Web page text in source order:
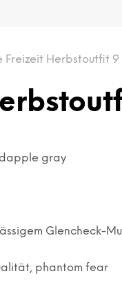
Freizeit Herbstoutfit 9
dapple gray
Glencheck-
phantom fear